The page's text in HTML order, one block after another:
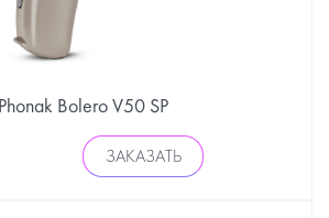
Phonak Bolero V50 SP
ЗАКАЗАТЬ